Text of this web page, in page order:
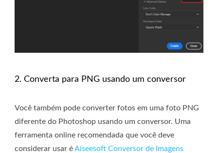
2. Converta para PNG usando um conversor
Você também pode converter fotos em uma foto PNG
diferente do Photoshop usando um conversor. Uma
ferramenta online recomendada que você deve
considerar usar éAiseesoft Conversor de Imagens